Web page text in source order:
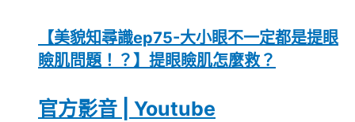
【美貌知尋識ep75-大小眼不一定都是提眼
瞼肌問題！？】提眼瞼肌怎麼救？
官方影音 | Youtube